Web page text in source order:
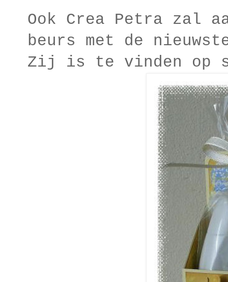
Ook Crea Petra zal
beurs met de
Zij is te vinden op